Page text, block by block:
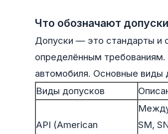
Что обозначают
Допуски — это стандарты и
определённым требованиям.
автомобиля. Основные виды
Виды допусков
API (American
SM,